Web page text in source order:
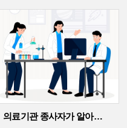
의료기관 종사자가 알아야 할 의료기술 트렌드